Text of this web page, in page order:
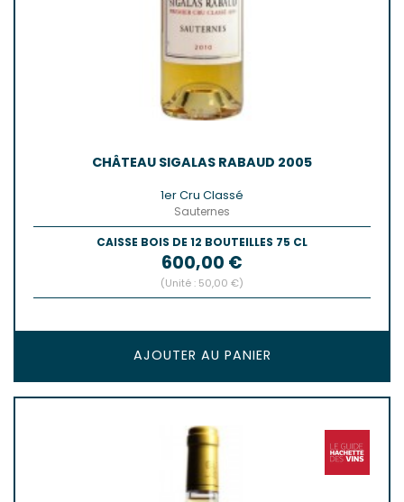
CHÂTEAU SIGALAS RABAUD 2005
1er Cru Classé
Sauternes
CAISSE BOIS DE 12 BOUTEILLES 75 CL
Prix
600,00 €
(Unité : 50,00 €)
AJOUTER AU PANIER